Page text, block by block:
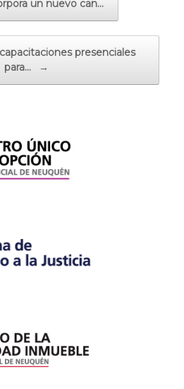
un nuevo can…
presenciales
para…
→